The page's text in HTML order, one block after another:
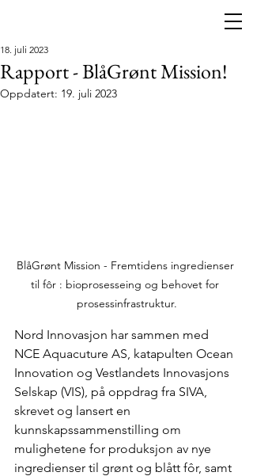
Rapport - BlåGrønt Mission!
18. juli 2023
Oppdatert: 19. juli 2023
BlåGrønt Mission - Fremtidens ingredienser
til fôr : bioprosesseing og behovet for
prosessinfrastruktur.
Nord Innovasjon har sammen med
NCE Aquacuture AS, katapulten Ocean
Innovation og Vestlandets Innovasjons
Selskap (VIS), på oppdrag fra SIVA,
skrevet og lansert en
kunnskapssammenstilling om
mulighetene for produksjon av nye
ingredienser til grønt og blått fôr, samt